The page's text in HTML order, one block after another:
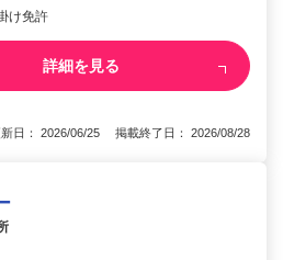
け免許
詳細を見る
日： 2026/06/25 掲載終了日： 2026/08/28